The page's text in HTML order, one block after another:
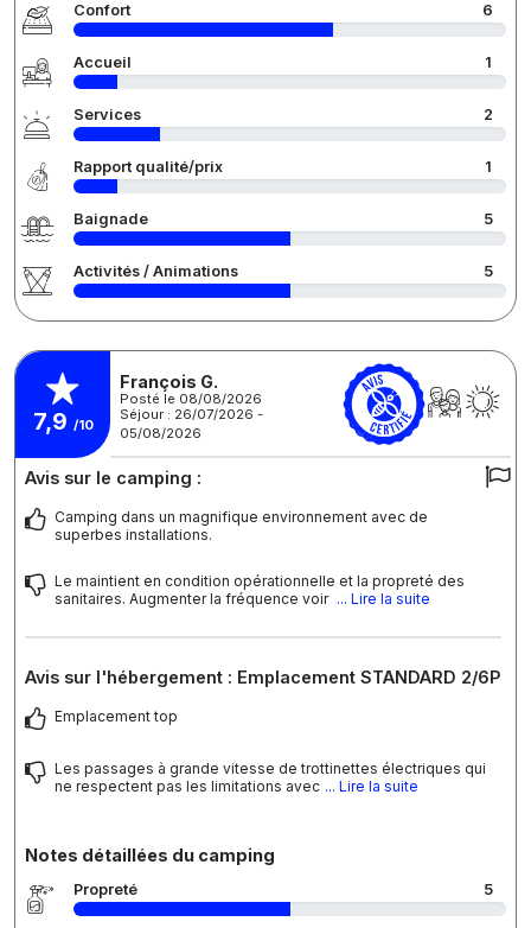
Confort 6
Accueil 1
Services 2
Rapport qualité/prix 1
Baignade 5
Activités / Animations 5
7,9 /10
François G.
Posté le 08/08/2026
Séjour : 26/07/2026 -
05/08/2026
Avis sur le camping :
Camping dans un magnifique environnement avec de
superbes installations.
Le maintient en condition opérationnelle et la propreté des
sanitaires. Augmenter la fréquence voir ... Lire la suite
Avis sur l'hébergement : Emplacement STANDARD 2/6P
Emplacement top
Les passages à grande vitesse de trottinettes électriques qui
ne respectent pas les limitations avec ... Lire la suite
Notes détaillées du camping
Propreté 5